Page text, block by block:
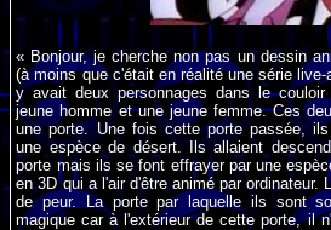
« Bonjour, je cherche non pas un dessin
(à moins que c'était en réalité une série
y avait deux personnages dans le
jeune homme et une jeune femme. Ces
une porte. Une fois cette porte passée,
une espèce de désert. Ils allaient
porte mais ils se font effrayer par une
en 3D qui a l'air d'être animé par ordinateur.
de peur. La porte par laquelle ils sont
magique car à l'extérieur de cette porte, il